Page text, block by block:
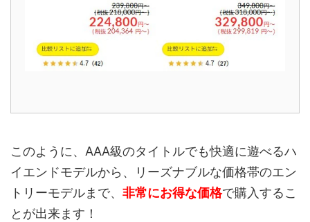
このように、AAA級のタイトルでも快適に遊べるハ
イエンドモデルから、リーズナブルな価格帯のエン
トリーモデルまで、 非常にお得な価格で購入するこ
とが出来ます！